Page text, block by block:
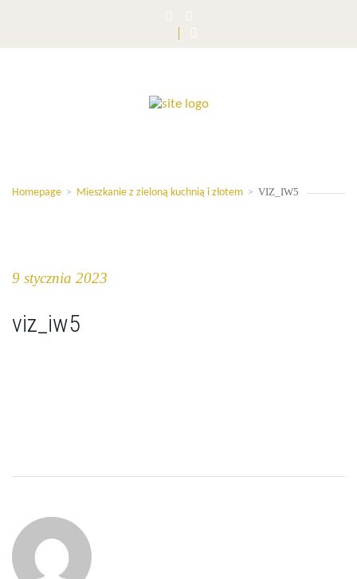
Homepage > Mieszkanie z zieloną kuchnią i złotem > VIZ_IW5
9 stycznia 2023
viz_iw5